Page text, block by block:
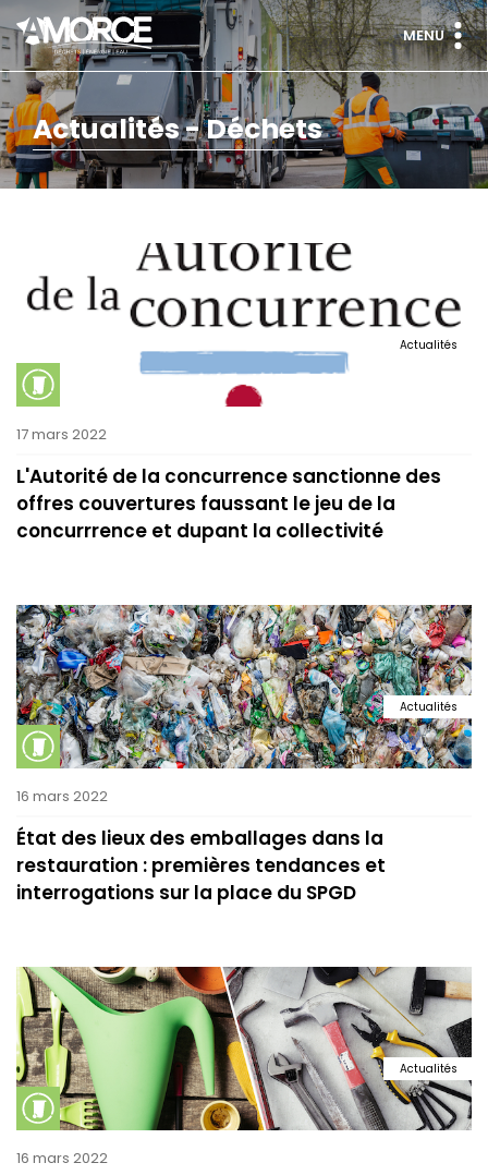
MENU
Actualités - Déchets
Actualités
17 mars 2022
L'Autorité de la concurrence sanctionne des
offres couvertures faussant le jeu de la
concurrrence et dupant la collectivité
Actualités
16 mars 2022
État des lieux des emballages dans la
restauration : premières tendances et
interrogations sur la place du SPGD
Actualités
16 mars 2022